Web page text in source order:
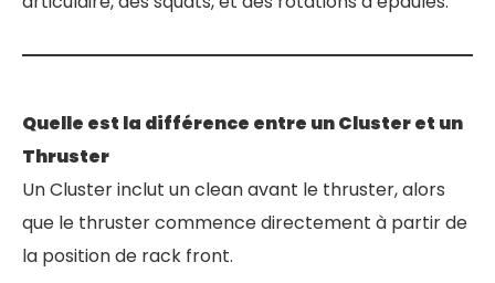
Quelle est la différence entre un Cluster et un
Thruster
Un Cluster inclut un clean avant le thruster, alors
que le thruster commence directement à partir de
la position de rack front.